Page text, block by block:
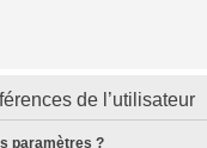
de l’utilisateur
paramètres ?